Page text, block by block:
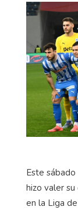
Este
hizo valer
en la Liga